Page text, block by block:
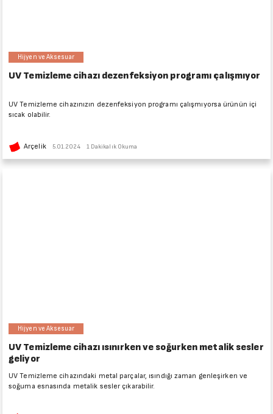
Hijyen ve Aksesuar
UV Temizleme cihazı dezenfeksiyon programı çalışmıyor
UV Temizleme cihazınızın dezenfeksiyon programı çalışmıyorsa ürünün içi
sıcak olabilir.
Arçelik 5.01.2024 1 Dakikalık Okuma
Hijyen ve Aksesuar
UV Temizleme cihazı ısınırken ve soğurken metalik sesler
geliyor
UV Temizleme cihazındaki metal parçalar, ısındığı zaman genleşirken ve
soğuma esnasında metalik sesler çıkarabilir.